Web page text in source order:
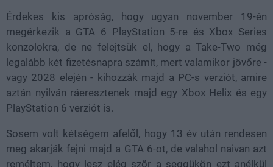
Érdekes kis apróság, hogy ugyan november 19-én
megérkezik a GTA 6 PlayStation 5-re és Xbox Series
konzolokra, de ne felejtsük el, hogy a Take-Two még
legalább két fizetésnapra számít, mert valamikor jövőre -
vagy 2028 elején - kihozzák majd a PC-s verziót, amire
aztán nyilván ráeresztenek majd egy Xbox Helix és egy
PlayStation 6 verziót is.
Sosem volt kétségem afelől, hogy 13 év után rendesen
meg akarják fejni majd a GTA 6-ot, de valahol naivan azt
reméltem, hogy lesz elég szőr a seggükön ezt anélkül